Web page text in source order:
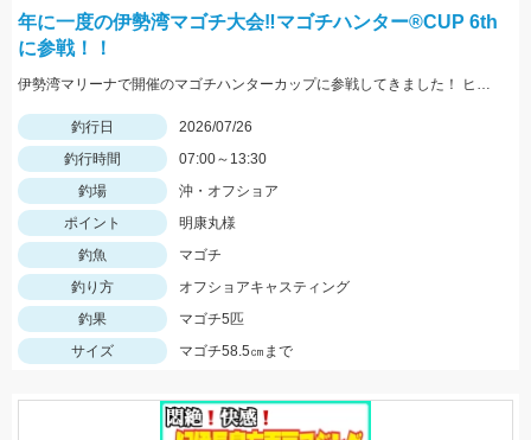
年に一度の伊勢湾マゴチ大会‼マゴチハンター®︎CUP 6th
に参戦！！
伊勢湾マリーナで開催のマゴチハンターカップに参戦してきました！ ヒットルアーはイージーラボ、水波、DUOジャンゴ、ドライブSSギルなど。
釣行日
2026/07/26
釣行時間
07:00～13:30
釣場
沖・オフショア
ポイント
明康丸様
釣魚
マゴチ
釣り方
オフショアキャスティング
釣果
マゴチ5匹
サイズ
マゴチ58.5㎝まで